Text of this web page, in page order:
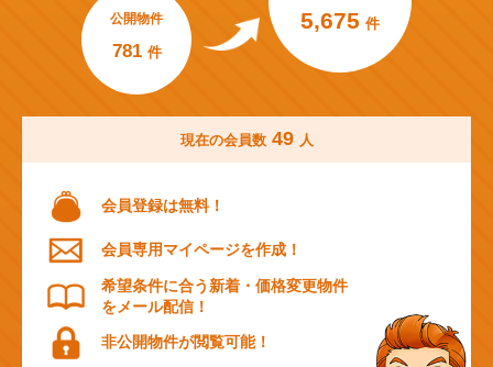
公開物件
781 件
5,675 件
現在の会員数 49 人
会員登録は無料！
会員専用マイページを作成！
希望条件に合う新着・価格変更物件
をメール配信！
非公開物件が閲覧可能！